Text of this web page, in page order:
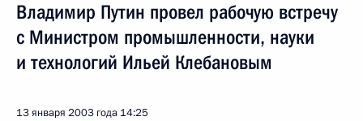
Владимир Путин провел рабочую встречу
с Министром промышленности, науки
и технологий Ильей Клебановым
13 января 2003 года 14:25